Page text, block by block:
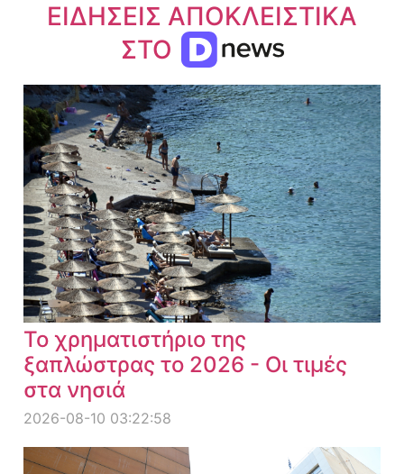
ΕΙΔΗΣΕΙΣ ΑΠΟΚΛΕΙΣΤΙΚΑ
ΣΤΟ
Το χρηματιστήριο της
ξαπλώστρας το 2026 - Οι τιμές
στα νησιά
2026-08-10 03:22:58